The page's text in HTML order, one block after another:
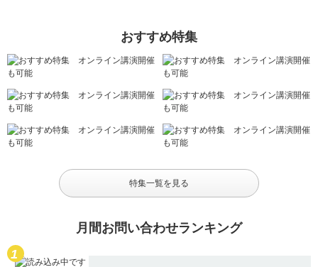
おすすめ特集
特集一覧を見る
月間お問い合わせランキング